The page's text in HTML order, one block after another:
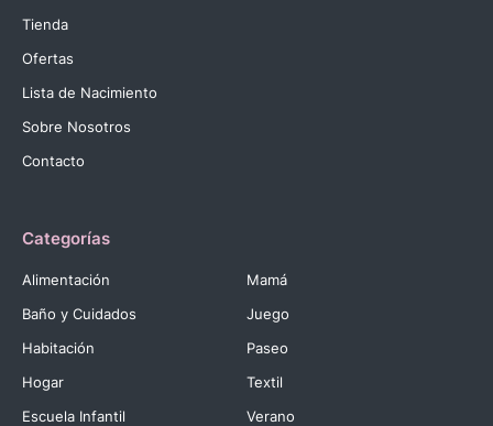
Tienda
Ofertas
Lista de Nacimiento
Sobre Nosotros
Contacto
Categorías
Alimentación
Baño y Cuidados
Habitación
Hogar
Escuela Infantil
Mamá
Juego
Paseo
Textil
Verano